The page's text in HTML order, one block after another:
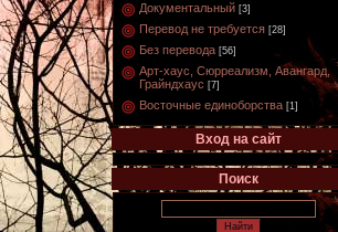
Документальный [3]
Перевод не требуется [28]
Без перевода [56]
Арт-хаус, Сюрреализм, Авангард,
Грайндхаус [7]
Восточные единоборства [1]
Вход на сайт
Поиск